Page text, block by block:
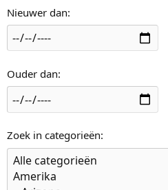
Nieuwer dan
Ouder dan
Zoek in categorieën